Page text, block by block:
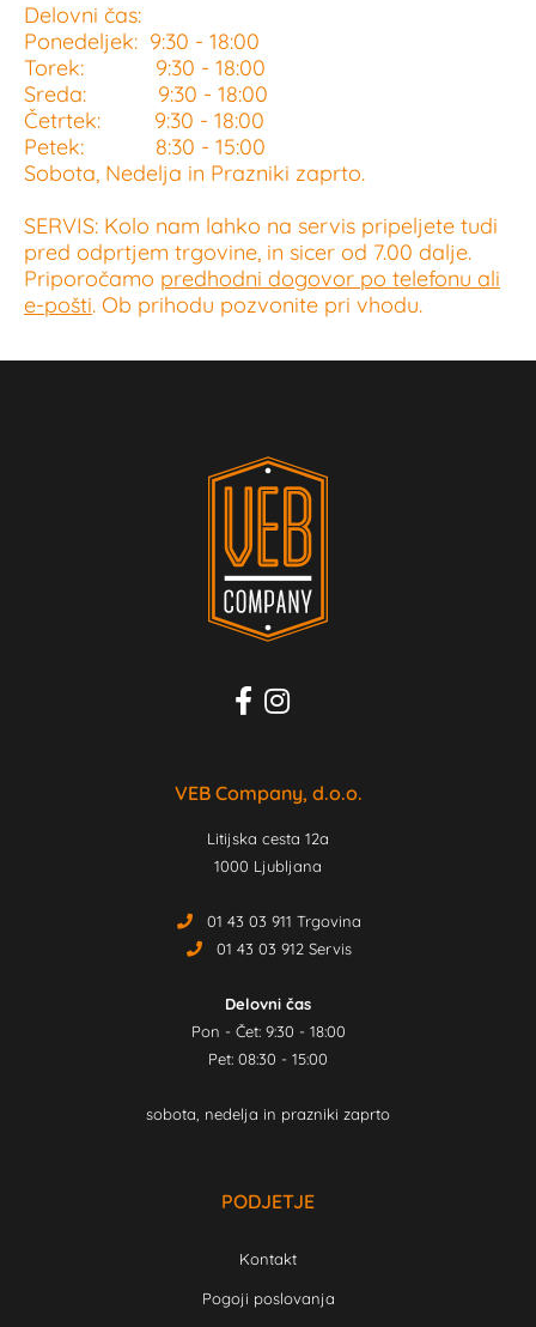
Delovni čas:
Ponedeljek: 9:30 - 18:00
Torek: 9:30 - 18:00
Sreda: 9:30 - 18:00
Četrtek: 9:30 - 18:00
Petek: 8:30 - 15:00
Sobota, Nedelja in Prazniki zaprto.
SERVIS: Kolo nam lahko na servis pripeljete tudi
pred odprtjem trgovine, in sicer od 7.00 dalje.
Priporočamo predhodni dogovor po telefonu ali
e-pošti. Ob prihodu pozvonite pri vhodu.
VEB Company, d.o.o.
Litijska cesta 12a
1000 Ljubljana
01 43 03 911 Trgovina
01 43 03 912 Servis
Delovni čas
Pon - Čet: 9:30 - 18:00
Pet: 08:30 - 15:00
sobota, nedelja in prazniki zaprto
PODJETJE
Kontakt
Pogoji poslovanja